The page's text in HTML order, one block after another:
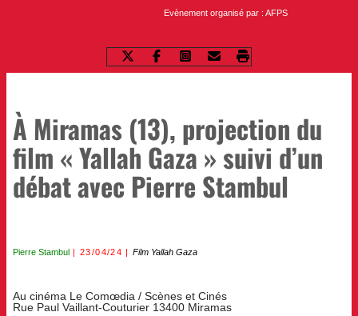
Evènement organisé par : AFPS
À Miramas (13), projection du
film « Yallah Gaza » suivi d’un
débat avec Pierre Stambul
Pierre Stambul 23/04/24 Film Yallah Gaza
Au cinéma Le Comœdia / Scènes et Cinés
Rue Paul Vaillant-Couturier 13400 Miramas